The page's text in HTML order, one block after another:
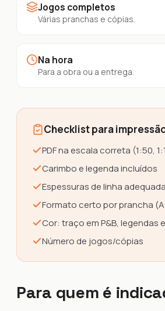
Jogos completos
Várias pranchas e cópias.
Na hora
Para a obra ou a entrega.
Checklist para
PDF na escala correta (1:50,
Carimbo e legenda incluídos
Espessuras de linha
Formato certo por prancha
Cor: traço em P&B, legendas
Número de jogos/cópias
Para quem é